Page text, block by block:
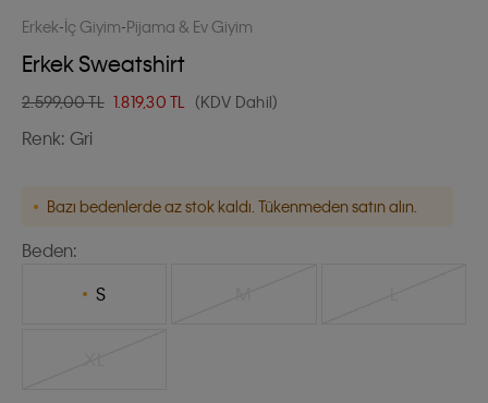
Erkek İç Giyim Pijama & Ev Giyim
Erkek Sweatshirt
2.599,00 TL 1.819,30 TL (KDV Dahil)
Renk: Gri
Bazı bedenlerde az stok kaldı. Tükenmeden satın alın.
Beden:
S